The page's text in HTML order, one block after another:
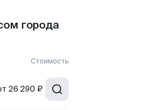
города
Стоимость
26 290 ₽